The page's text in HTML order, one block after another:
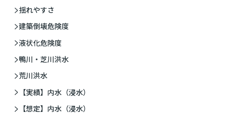
揺れやすさ
建築倒壊危険度
液状化危険度
鴨川・芝川洪水
荒川洪水
【実績】内水（浸水）
【想定】内水（浸水）